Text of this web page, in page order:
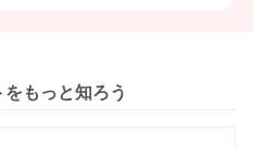
もっと知ろう